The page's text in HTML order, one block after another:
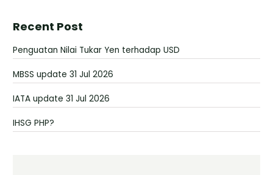
Recent Post
Penguatan Nilai Tukar Yen terhadap USD
MBSS update 31 Jul 2026
IATA update 31 Jul 2026
IHSG PHP?